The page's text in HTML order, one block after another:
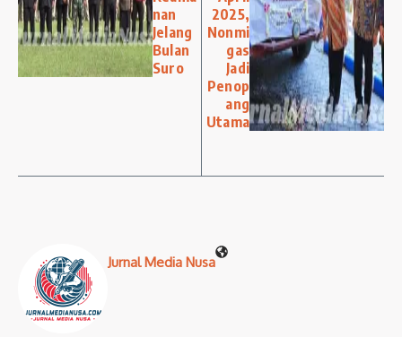
nan
Jelang
Bulan
Suro
2025,
Nonmi
gas
Jadi
Penop
ang
Utama
Jurnal Media Nusa